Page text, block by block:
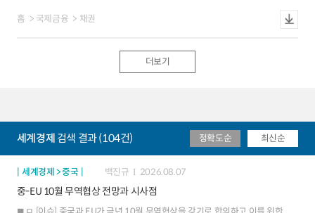
속도 및 그 영향에 상당 부분 의구심이 존재함을 시사하며, 증시 상승세가
4~5월에는 미국발 관세 리스크 및 유로존 경제 불확실성 등으로 하락세 시현 ㅇ
6/5일 ECB의 매파적 금리인하 이후 독일 국채금리는 이틀간 상승세를
재정정책 기조 변화에 따른 국채발행 증가 전망과 글로벌 장기금리 움직임 등이
금리상승 요인으로, 독일 거시경제 여건과 안전자산 인식이 금리하락 요인으로
작용할 전망 ㅇ ECB 정책금리 경로: 시장은 ECB가 연내 1~2차례 추가 인하할
부채비율은 70%에 근접 전망(Fitch, Moodys 등) ㅇ 독일 거시경제ㆍ글로벌
요인: 경제성장률 및 인플레이션 둔화라는 대내적 금리 하락요인과 주요국 금리
인식(금리 하락요인)이 건재함에 따라 하락 전망이 소폭 우세 ㅁ [전망] 독일
제한된 상태에서 횡보할 가능성이 크나, 중장기적으로는 독일 정부의 재정
홈 국제금융 채권
더보기
세계경제 검색 결과 (104건) 정확도순 최신순
세계경제 > 중국 백진규 2026.08.07
중-EU 10월 무역협상 전망과 시사점